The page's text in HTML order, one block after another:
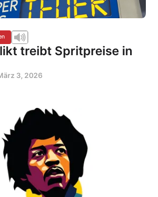
treibt Spritpreise in
3, 2026